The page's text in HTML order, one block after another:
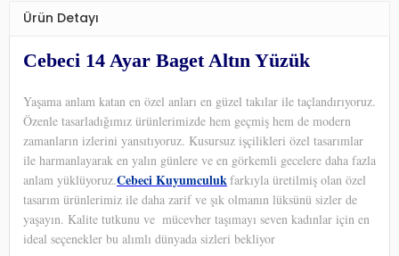
Ürün Detayı
Cebeci 14 Ayar Baget Altın Yüzük
Yaşama anlam katan en özel anları en güzel takılar ile taçlandırıyoruz.
Özenle tasarladığımız ürünlerimizde hem geçmiş hem de modern
zamanların izlerini yansıtıyoruz. Kusursuz işçilikleri özel tasarımlar
ile harmanlayarak en yalın günlere ve en görkemli gecelere daha fazla
anlam yüklüyoruz.Cebeci Kuyumculukfarkıyla üretilmiş olan özel
tasarım ürünlerimiz ile daha zarif ve şık olmanın lüksünü sizler de
yaşayın. Kalite tutkunu ve mücevher taşımayı seven kadınlar için en
ideal seçenekler bu alımlı dünyada sizleri bekliyor